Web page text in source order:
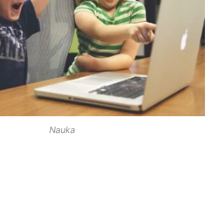
Nauka